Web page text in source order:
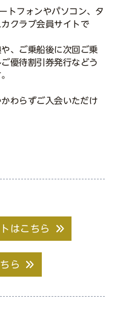
トフォンやパソコン、タ
クラブ会員サイトで
、ご乗船後に次回ご乗
優待割引券発行などう
わらずご入会いただけ
はこちら
ら